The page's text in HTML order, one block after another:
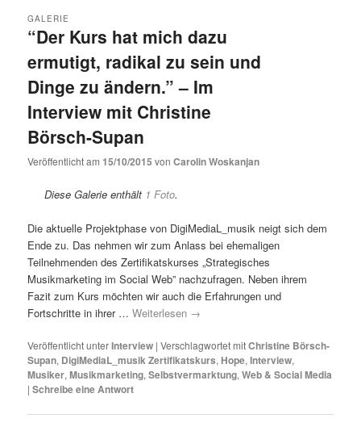
“Der Kurs hat mich dazu
ermutigt, radikal zu sein und
Dinge zu ändern.” – Im
Interview mit Christine
Börsch-Supan
GALERIE
Veröffentlicht am 15/10/2015 vonCarolin Woskanjan
Diese Galerie enthält 1 Foto.
Die aktuelle Projektphase von DigiMediaL_musik neigt sich dem
Ende zu. Das nehmen wir zum Anlass bei ehemaligen
Teilnehmenden des Zertifikatskurses „Strategisches
Musikmarketing im Social Web” nachzufragen. Neben ihrem
Fazit zum Kurs möchten wir auch die Erfahrungen und
Fortschritte in ihrer …Weiterlesen →
Veröffentlicht unterInterview |Verschlagwortet mitChristine Börsch-
Supan, DigiMediaL_musik Zertifikatskurs, Hope,Interview,
Musiker,Musikmarketing,Selbstvermarktung,Web & Social Media
|Schreibe eine Antwort